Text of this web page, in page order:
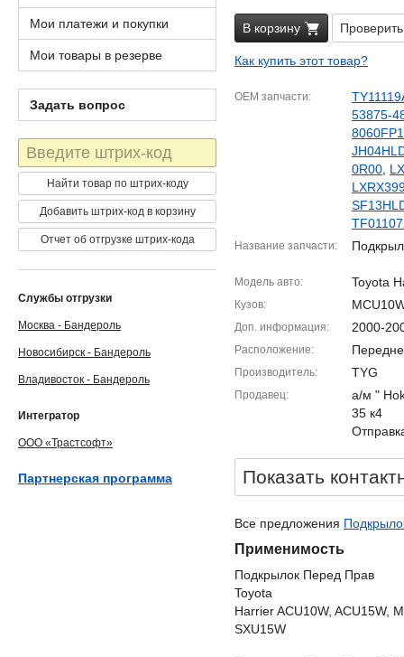
В корзину
Как купить этот товар?
OEM запчасти
53875-
0R00
Название запчасти
Модель авто Toyota
Кузов
Доп. информация 2000-
Расположение
Производитель TYG
Продавец
а/м "
35 к4
Показать
Все предложения
Применимость
Подкрылок Перед Прав
Toyota
Harrier ACU10W, ACU15W,
SXU15W
Мои платежи и покупки
Мои товары в резерве
Задать вопрос
Штрих-
код
Найти товар по штрих-коду
Добавить штрих-код в корзину
Отчет об отгрузке штрих-кода
Службы отгрузки
Москва - Бандероль
Новосибирск - Бандероль
Владивосток - Бандероль
Интегратор
ООО «Трастсофт»
Партнерская программа